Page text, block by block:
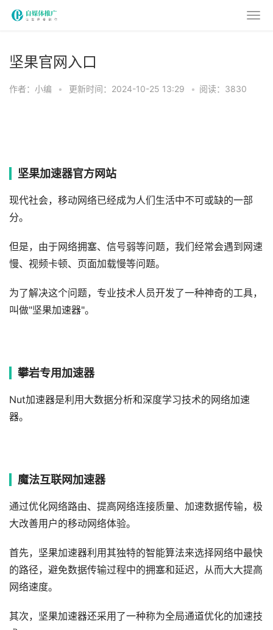
坚果官网入口
作者：小编 • 更新时间：2024-10-25 13:29 • 阅读：3830
坚果加速器官方网站
现代社会，移动网络已经成为人们生活中不可或缺的一部
分。
但是，由于网络拥塞、信号弱等问题，我们经常会遇到网速
慢、视频卡顿、页面加载慢等问题。
为了解决这个问题，专业技术人员开发了一种神奇的工具，
叫做"坚果加速器"。
攀岩专用加速器
Nut加速器是利用大数据分析和深度学习技术的网络加速
器。
魔法互联网加速器
通过优化网络路由、提高网络连接质量、加速数据传输，极
大改善用户的移动网络体验。
首先，坚果加速器利用其独特的智能算法来选择网络中最快
的路径，避免数据传输过程中的拥塞和延迟，从而大大提高
网络速度。
其次，坚果加速器还采用了一种称为全局通道优化的加速技